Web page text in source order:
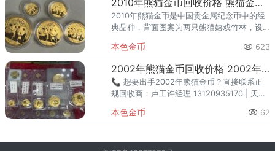
2010年熊猫金币回收价格 熊猫金币回收靠谱渠道
2010年熊猫金币是中国贵金属纪念币中的经
典品种，背面图案为两只熊猫嬉戏竹林，设
艺术收藏价值。随着黄金价格波动，许多藏
家和投资者关心这枚金币当
本色金币 623
2002年熊猫金币回收价格 2002年熊猫金币全套五枚回收价
📞 想要出手2002年熊猫金币？直接联系正
规回收商：卢工许经理 13120935170 | 天天
熊猫普制投资
本色金币 62